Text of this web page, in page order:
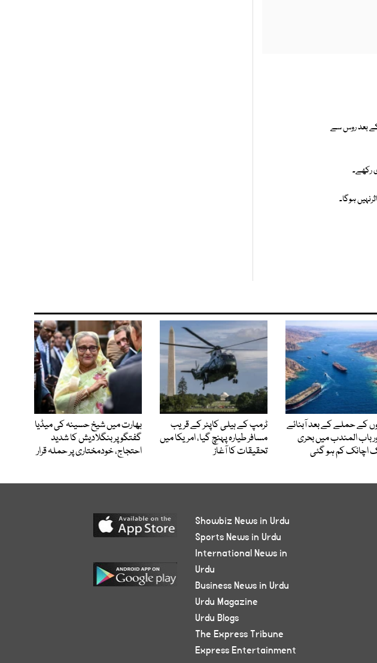
کے بعد روس سے
رکھے۔
ہوگا۔
کے حملے کے بعد آبنائے
باب المندب میں بحری
اچانک کم ہو گئی
ٹرمپ کے ہیلی کاپٹر کے قریب
مسافر طیارہ پہنچ گیا، امریکا میں
تحقیقات کا آغاز
بھارت میں شیخ حسینہ کی میڈیا
گفتگو پر بنگلادیش کا شدید
احتجاج، خودمختاری پر حملہ قرار
Showbiz News in Urdu
Sports News in Urdu
International News in
Urdu
Business News in Urdu
Urdu Magazine
Urdu Blogs
The Express Tribune
Express Entertainment